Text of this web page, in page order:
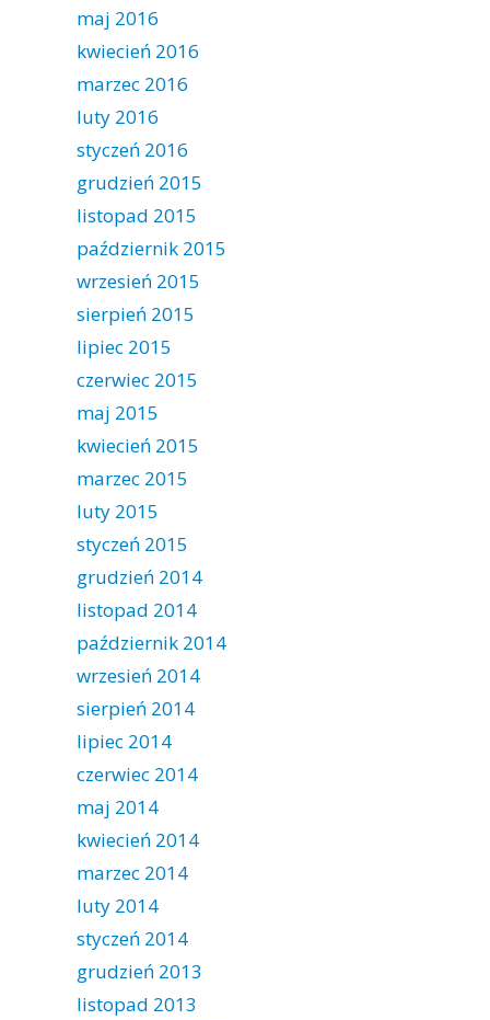
maj 2016
kwiecień 2016
marzec 2016
luty 2016
styczeń 2016
grudzień 2015
listopad 2015
październik 2015
wrzesień 2015
sierpień 2015
lipiec 2015
czerwiec 2015
maj 2015
kwiecień 2015
marzec 2015
luty 2015
styczeń 2015
grudzień 2014
listopad 2014
październik 2014
wrzesień 2014
sierpień 2014
lipiec 2014
czerwiec 2014
maj 2014
kwiecień 2014
marzec 2014
luty 2014
styczeń 2014
grudzień 2013
listopad 2013